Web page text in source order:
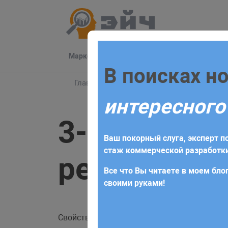
Маркетинг
Главная Блог html 3-d
3-d
perspective
Свойство
в CSS позволяет
Заполните
Для начала сотрудничества
получите коммерческое
требований и поставленных
В поисках
Ваш покорный слуга, эксперт
стаж коммерческой
Все что Вы читаете в моем
своими руками!